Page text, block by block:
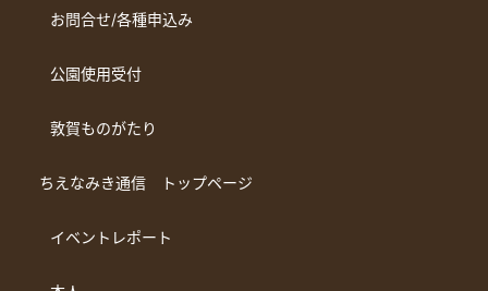
お問合せ/各種申込み
公園使用受付
敦賀ものがたり
ちえなみき通信 トップページ
イベントレポート